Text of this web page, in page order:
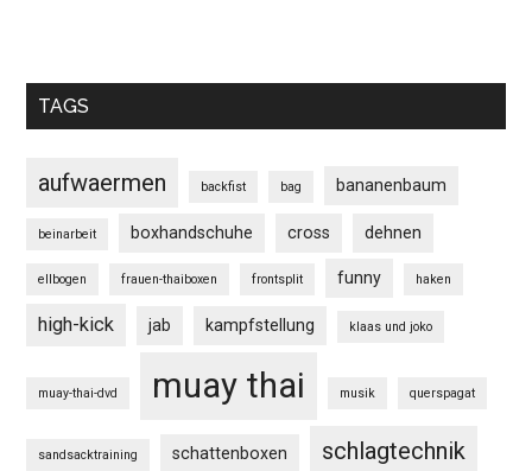
TAGS
aufwaermen backfist bag bananenbaum
beinarbeit boxhandschuhe cross dehnen
ellbogen frauen-thaiboxen frontsplit funny haken
high-kick jab kampfstellung klaas und joko
muay-thai-dvd muay thai musik querspagat
sandsacktraining schattenboxen schlagtechnik